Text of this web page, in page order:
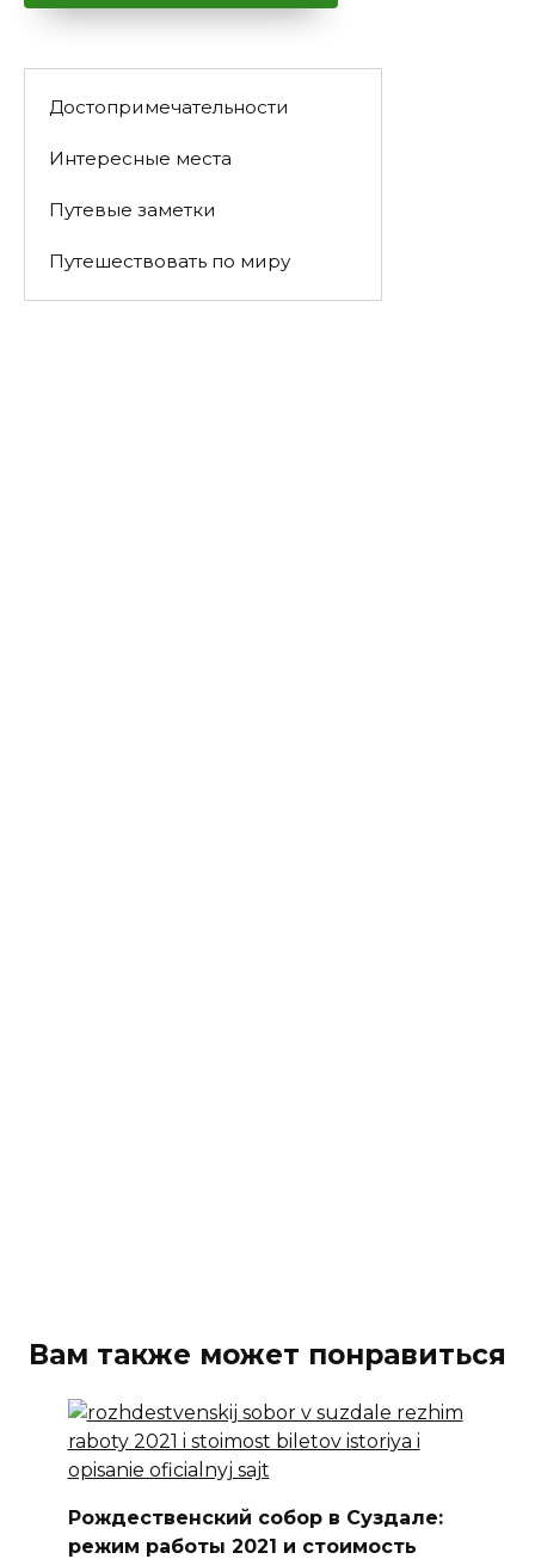
Достопримечательности
Интересные места
Путевые заметки
Путешествовать по миру
Вам также может понравиться
Рождественский собор в Суздале:
режим работы 2021 и стоимость